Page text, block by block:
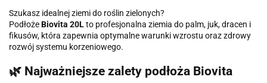
Szukasz idealnej ziemi do roślin zielonych?
PodłożeBiovita 20Lto profesjonalna ziemia do palm, juk, dracen i
fikusów, która zapewnia optymalne warunki wzrostu oraz zdrowy
rozwój systemu korzeniowego.
🌿 Najważniejsze zalety podłoża Biovita